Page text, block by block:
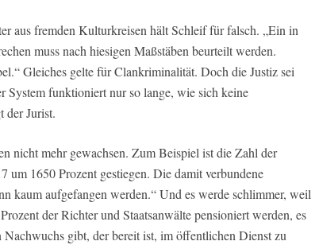
aus fremden Kulturkreisen hält Schleif für falsch. „Ein in
muss nach hiesigen Maßstäben beurteilt werden.
Gleiches gelte für Clankriminalität. Doch die Justiz sei
System funktioniert nur so lange, wie sich keine
der Jurist.
nicht mehr gewachsen. Zum Beispiel ist die Zahl der
um 1650 Prozent gestiegen. Die damit verbundene
kaum aufgefangen werden.“ Und es werde schlimmer, weil
der Richter und Staatsanwälte pensioniert werden, es
gibt, der bereit ist, im öffentlichen Dienst zu